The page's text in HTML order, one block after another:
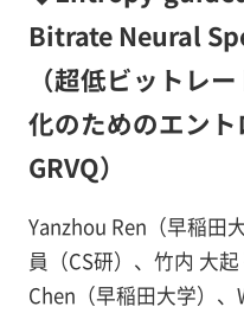
Bitrate Neural
（超低ビットレ
化のためのエン
GRVQ）
Yanzhou Ren（早稲田
員（CS研）、竹内 大
Chen（早稲田大学）、